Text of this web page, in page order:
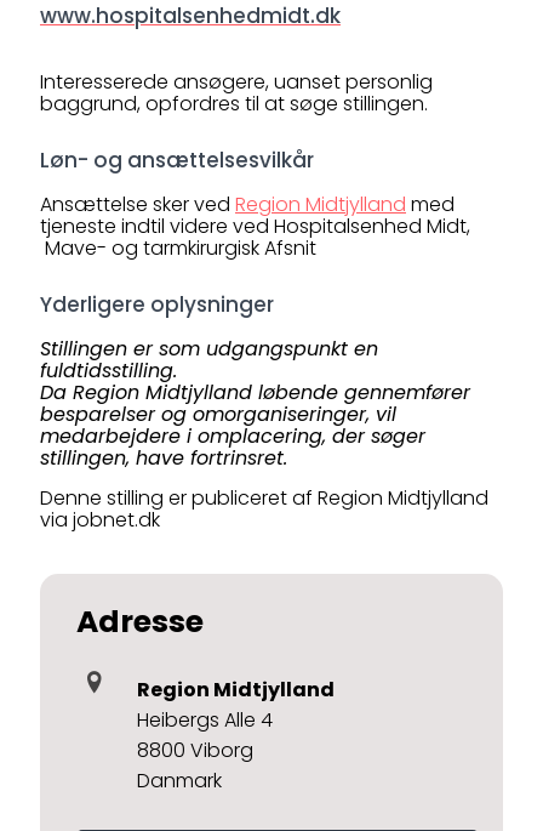
www.hospitalsenhedmidt.dk
Interesserede ansøgere, uanset personlig
baggrund, opfordres til at søge stillingen.
Løn- og ansættelsesvilkår
Ansættelse sker ved Region Midtjylland med
tjeneste indtil videre ved Hospitalsenhed Midt,
Mave- og tarmkirurgisk Afsnit
Yderligere oplysninger
Stillingen er som udgangspunkt en
fuldtidsstilling.
Da Region Midtjylland løbende gennemfører
besparelser og omorganiseringer, vil
medarbejdere i omplacering, der søger
stillingen, have fortrinsret.
Denne stilling er publiceret af Region Midtjylland
via jobnet.dk
Adresse
Region Midtjylland
Heibergs Alle 4
8800 Viborg
Danmark